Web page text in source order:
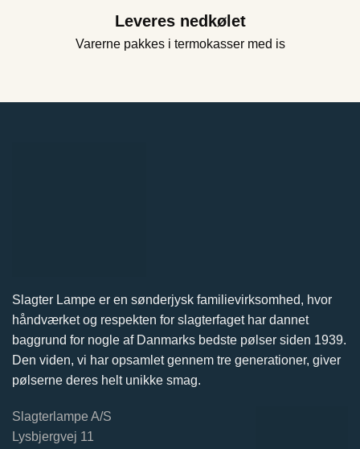
Leveres nedkølet
Varerne pakkes i termokasser med is
Slagter Lampe er en sønderjysk familievirksomhed, hvor
håndværket og respekten for slagterfaget har dannet
baggrund for nogle af Danmarks bedste pølser siden 1939.
Den viden, vi har opsamlet gennem tre generationer, giver
pølserne deres helt unikke smag.
Slagterlampe A/S
Lysbjergvej 11